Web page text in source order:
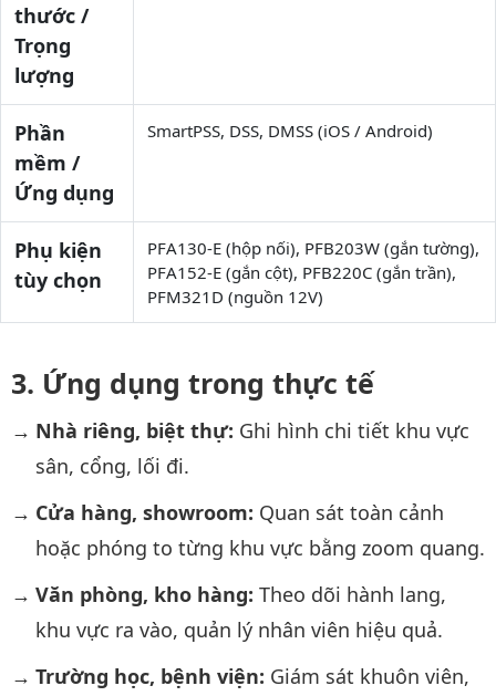
thước /
Trọng
lượng
Phần
mềm /
Ứng dụng
SmartPSS, DSS, DMSS (iOS / Android)
Phụ kiện
tùy chọn
PFA130-E (hộp nối), PFB203W (gắn tường),
PFA152-E (gắn cột), PFB220C (gắn trần),
PFM321D (nguồn 12V)
Ứng dụng trong thực tế
Nhà riêng, biệt thự: Ghi hình chi tiết khu vực
sân, cổng, lối đi.
Cửa hàng, showroom: Quan sát toàn cảnh
hoặc phóng to từng khu vực bằng zoom quang.
Văn phòng, kho hàng: Theo dõi hành lang,
khu vực ra vào, quản lý nhân viên hiệu quả.
Trường học, bệnh viện: Giám sát khuôn viên,